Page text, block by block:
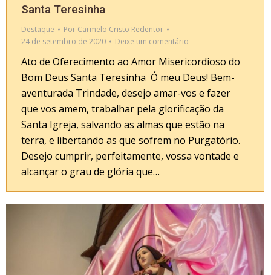
Santa Teresinha
Destaque Por Carmelo Cristo Redentor
24 de setembro de 2020
Deixe um comentário
Ato de Oferecimento ao Amor Misericordioso do
Bom Deus Santa Teresinha Ó meu Deus! Bem-
aventurada Trindade, desejo amar-vos e fazer
que vos amem, trabalhar pela glorificação da
Santa Igreja, salvando as almas que estão na
terra, e libertando as que sofrem no Purgatório.
Desejo cumprir, perfeitamente, vossa vontade e
alcançar o grau de glória que…